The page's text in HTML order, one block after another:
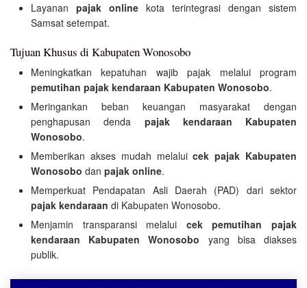
Layanan pajak online kota terintegrasi dengan sistem
Samsat setempat.
Tujuan Khusus di Kabupaten Wonosobo
Meningkatkan kepatuhan wajib pajak melalui program
pemutihan pajak kendaraan Kabupaten Wonosobo.
Meringankan beban keuangan masyarakat dengan
penghapusan denda pajak kendaraan Kabupaten
Wonosobo.
Memberikan akses mudah melaluicek pajak Kabupaten
Wonosobo dan pajak online.
Memperkuat Pendapatan Asli Daerah (PAD) dari sektor
pajak kendaraan di Kabupaten Wonosobo.
Menjamin transparansi melalui cek pemutihan pajak
kendaraan Kabupaten Wonosobo yang bisa diakses
publik.